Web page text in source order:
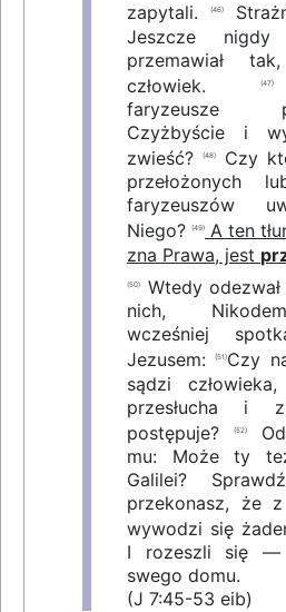
zapytali.
(46)
Jeszcze
przemawiał
człowiek.
(47)
faryzeusze
Czyżbyście i
zwieść?
(48)
Czy
przełożonych
faryzeuszów
Niego?
(49)
A ten
zna Prawa, jest
(50)
Wtedy
nich,
wcześniej
Jezusem:(51)Czy
sądzi
przesłucha i
postępuje?
(52)
mu: Może ty
Galilei?
przekonasz, że
wywodzi się
I rozeszli się —
swego domu.
(J 7:45-53 eib)